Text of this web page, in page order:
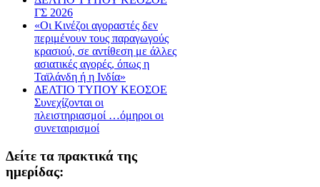
ΓΣ 2026
«Οι Κινέζοι αγοραστές δεν
περιμένουν τους παραγωγούς
κρασιού, σε αντίθεση με άλλες
ασιατικές αγορές, όπως η
Ταϊλάνδη ή η Ινδία»
ΔΕΛΤΙΟ ΤΥΠΟΥ ΚΕΟΣΟΕ
Συνεχίζονται οι
πλειστηριασμοί …όμηροι οι
συνεταιρισμοί
Δείτε τα πρακτικά της
ημερίδας: